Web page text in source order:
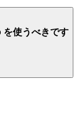
使うべきです